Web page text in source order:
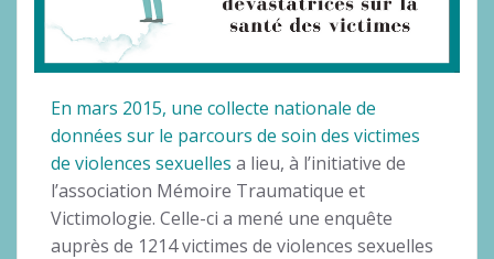
En mars 2015, une collecte nationale de
données sur le parcours de soin des victimes
de violences sexuelles a lieu, à l’initiative de
l’association Mémoire Traumatique et
Victimologie. Celle-ci a mené une enquête
auprès de 1214 victimes de violences sexuelles